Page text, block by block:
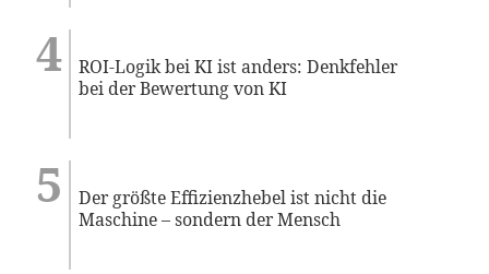
ROI-Logik bei KI ist anders: Denkfehler
bei der Bewertung von KI
Der größte Effizienzhebel ist nicht die
Maschine – sondern der Mensch